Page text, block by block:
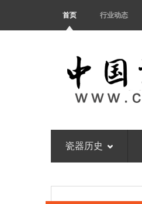
首页 行业动态
瓷器历史